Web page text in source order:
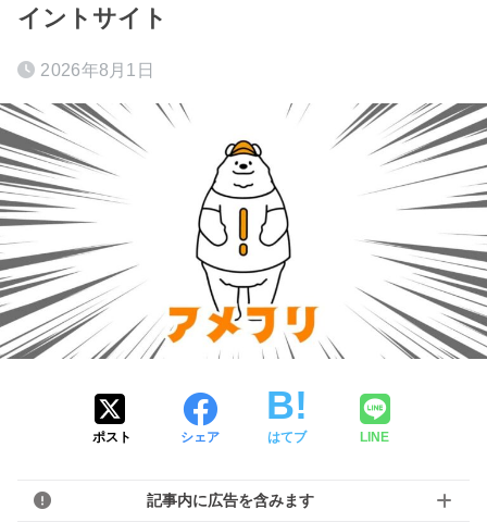
イントサイト
2026年8月1日
ポスト シェア はてブ LINE
記事内に広告を含みます